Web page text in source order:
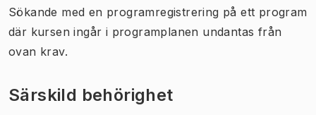
Sökande med en programregistrering på ett program
där kursen ingår i programplanen undantas från
ovan krav.
Särskild behörighet